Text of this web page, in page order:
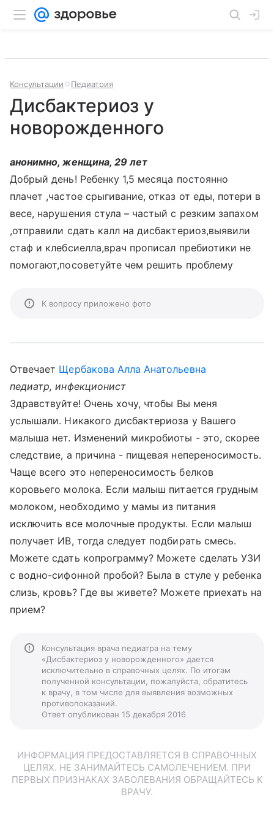
Консультации Педиатрия
Дисбактериоз у
новорожденного
анонимно, женщина, 29 лет
Добрый день! Ребенку 1,5 месяца постоянно
плачет ,частое срыгивание, отказ от еды, потери в
весе, нарушения стула – частый с резким запахом
,отправили сдать калл на дисбактериоз,выявили
стаф и клебсиелла,врач прописал пребиотики не
помогают,посоветуйте чем решить проблему
К вопросу приложено фото
Отвечает Щербакова Алла Анатольевна
педиатр, инфекционист
Здравствуйте! Очень хочу, чтобы Вы меня
услышали. Никакого дисбактериоза у Вашего
малыша нет. Изменений микробиоты - это, скорее
следствие, а причина - пищевая непереносимость.
Чаще всего это непереносимость белков
коровьего молока. Если малыш питается грудным
молоком, необходимо у мамы из питания
исключить все молочные продукты. Если малыш
получает ИВ, тогда следует подбирать смесь.
Можете сдать копрограмму? Можете сделать УЗИ
с водно-сифонной пробой? Была в стуле у ребенка
слизь, кровь? Где вы живете? Можете приехать на
прием?
Консультация врача педиатра на тему
«Дисбактериоз у новорожденного» дается
исключительно в справочных целях. По итогам
полученной консультации, пожалуйста, обратитесь
к врачу, в том числе для выявления возможных
противопоказаний.
Ответ опубликован 15 декабря 2016
ИНФОРМАЦИЯ ПРЕДОСТАВЛЯЕТСЯ В СПРАВОЧНЫХ
ЦЕЛЯХ. НЕ ЗАНИМАЙТЕСЬ САМОЛЕЧЕНИЕМ. ПРИ
ПЕРВЫХ ПРИЗНАКАХ ЗАБОЛЕВАНИЯ ОБРАЩАЙТЕСЬ К
ВРАЧУ.